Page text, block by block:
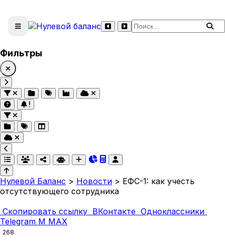
Поиск по сайту
Фильтры
Нулевой Баланс > Новости > ЕФС-1: как учесть
отсутствующего сотрудника
Скопировать ссылку ВКонтакте Одноклассники
Telegram M MAX
268